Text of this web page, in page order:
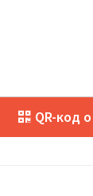
QR-код